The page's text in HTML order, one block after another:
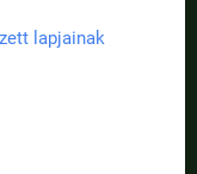
lapjainak